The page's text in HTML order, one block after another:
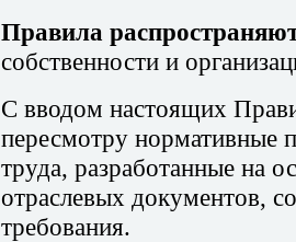
Правила
собственности и
С вводом настоящих
пересмотру нормативные
труда, разработанные на
отраслевых документов,
требования.